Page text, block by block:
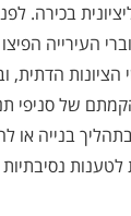
בכירה.
העירייה הפיצו
של סניפי
בנייה או